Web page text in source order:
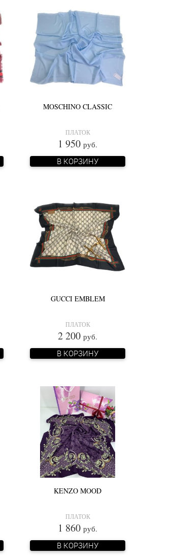
MOSCHINO CLASSIC
ПЛАТОК
1 950 руб.
В КОРЗИНУ
GUCCI EMBLEM
ПЛАТОК
2 200 руб.
В КОРЗИНУ
KENZO MOOD
ПЛАТОК
1 860 руб.
В КОРЗИНУ